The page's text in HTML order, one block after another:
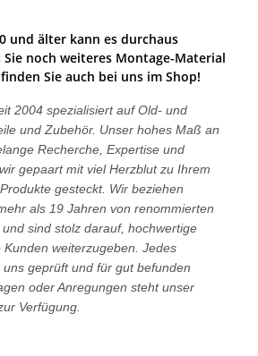
und älter kann es durchaus
Sie noch weiteres Montage-Material
Sie auch bei uns im Shop!
2004 spezialisiert auf Old- und
und Zubehör. Unser hohes Maß an
Recherche, Expertise und
gepaart mit viel Herzblut zu Ihrem
gesteckt. Wir beziehen
als 19 Jahren von renommierten
sind stolz darauf, hochwertige
weiterzugeben. Jedes
geprüft und für gut befunden
oder Anregungen steht unser
Verfügung.